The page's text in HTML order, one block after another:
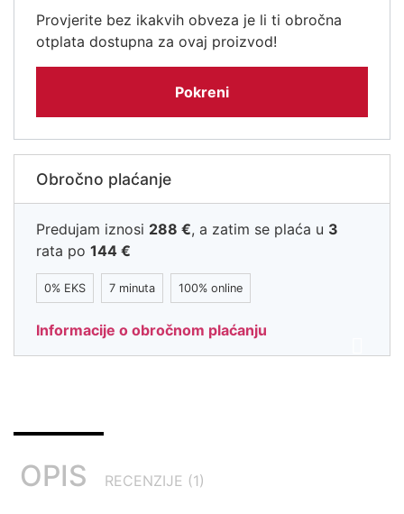
Provjerite bez ikakvih obveza je li ti obročna
otplata dostupna za ovaj proizvod!
Pokreni
Obročno plaćanje
Predujam iznosi 288 €, a zatim se plaća u 3
rata po 144 €
0% EKS 7 minuta 100% online
Informacije o obročnom plaćanju
OPIS RECENZIJE (1)